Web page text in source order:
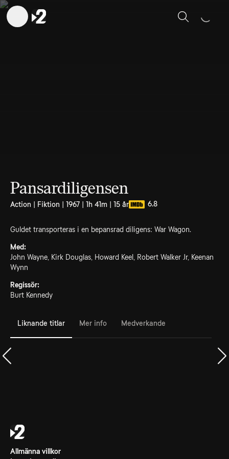
Sök
Pansardiligensen
Action | Fiktion | 1967 | 1h 41m | 15 år 6.8
Guldet transporteras i en bepansrad diligens: War Wagon.
Med:
John Wayne, Kirk Douglas, Howard Keel, Robert Walker Jr, Keenan
Wynn
Regissör:
Burt Kennedy
Liknande titlar Mer info Medverkande
Allmänna villkor